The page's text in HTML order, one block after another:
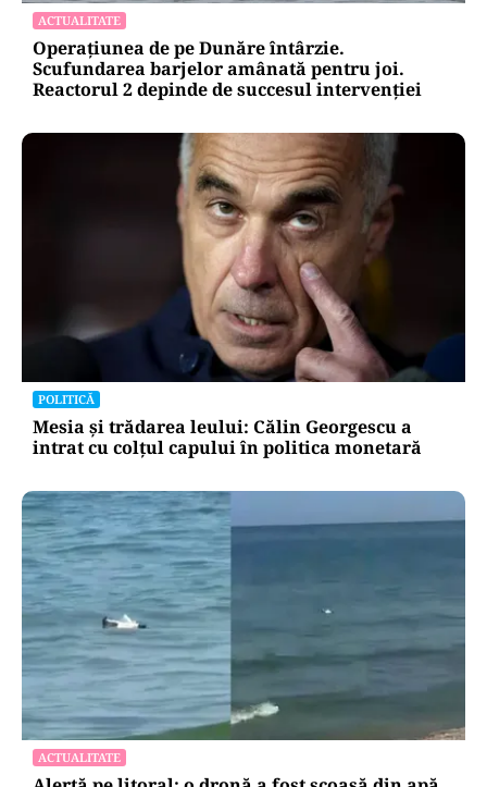
ACTUALITATE
Operațiunea de pe Dunăre întârzie.
Scufundarea barjelor amânată pentru joi.
Reactorul 2 depinde de succesul intervenției
POLITICĂ
Mesia și trădarea leului: Călin Georgescu a
intrat cu colțul capului în politica monetară
ACTUALITATE